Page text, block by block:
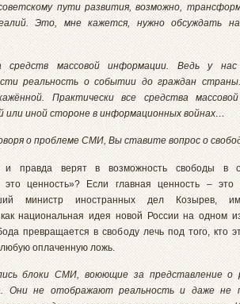
пути развития, возможно,
Это, мне кажется, нужно обсуждать на
средств массовой информации. Ведь у нас
реальность о событии до граждан
Практически все средства
или иной стороне в информационных войнах…
о проблеме СМИ, Вы ставите вопрос о
правда верят в возможность свободы в
это ценность»? Если главная ценность – это
министр иностранных дел Козырев,
национальная идея новой России на одном
превращается в свободу лечь под того, кто
любую оплаченную ложь.
блоки СМИ, воюющие за представление о
Они не отображают реальность и даже не